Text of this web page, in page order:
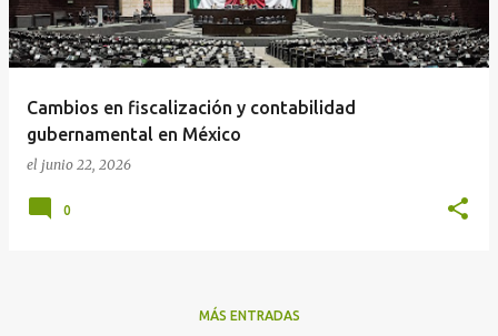
Cambios en fiscalización y contabilidad
gubernamental en México
el junio 22, 2026
0
MÁS ENTRADAS